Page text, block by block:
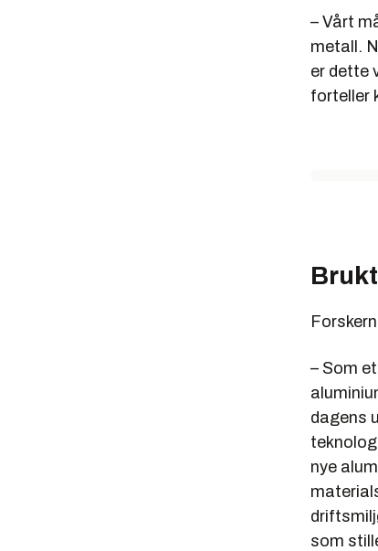
– Vårt
metall.
er dette
forteller
– Som
dagens
nye
som